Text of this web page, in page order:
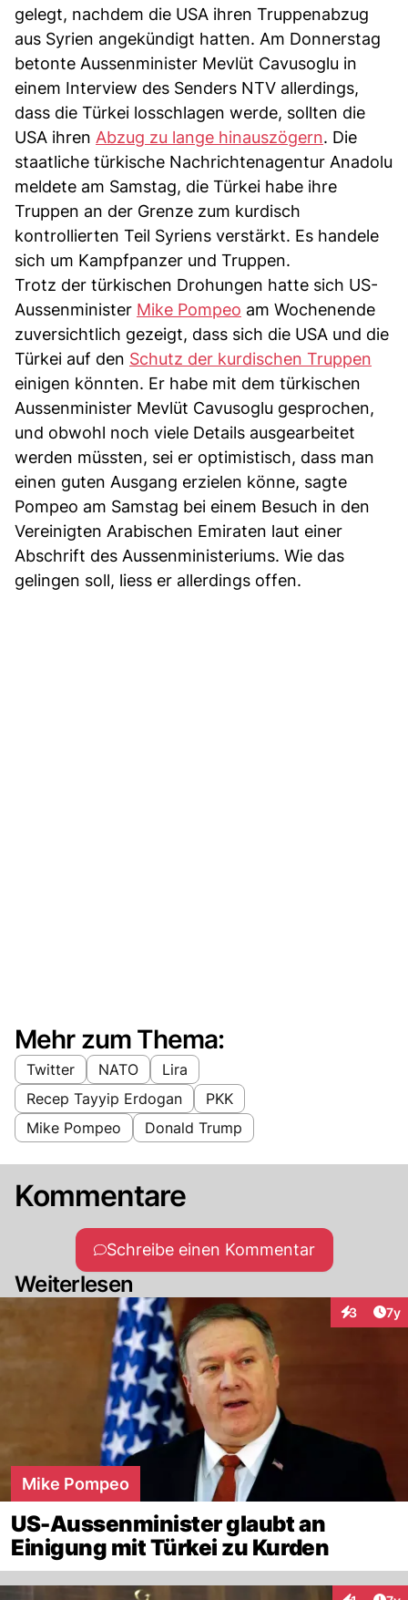
gelegt, nachdem die USA ihren Truppenabzug
aus Syrien angekündigt hatten. Am Donnerstag
betonte Aussenminister Mevlüt Cavusoglu in
einem Interview des Senders NTV allerdings,
dass die Türkei losschlagen werde, sollten die
USA ihren Abzug zu lange hinauszögern. Die
staatliche türkische Nachrichtenagentur Anadolu
meldete am Samstag, die Türkei habe ihre
Truppen an der Grenze zum kurdisch
kontrollierten Teil Syriens verstärkt. Es handele
sich um Kampfpanzer und Truppen.
Trotz der türkischen Drohungen hatte sich US-
Aussenminister Mike Pompeo am Wochenende
zuversichtlich gezeigt, dass sich die USA und die
Türkei auf den Schutz der kurdischen Truppen
einigen könnten. Er habe mit dem türkischen
Aussenminister Mevlüt Cavusoglu gesprochen,
und obwohl noch viele Details ausgearbeitet
werden müssten, sei er optimistisch, dass man
einen guten Ausgang erzielen könne, sagte
Pompeo am Samstag bei einem Besuch in den
Vereinigten Arabischen Emiraten laut einer
Abschrift des Aussenministeriums. Wie das
gelingen soll, liess er allerdings offen.
Mehr zum Thema:
Twitter NATO
Lira
Recep Tayyip Erdogan
PKK
Mike Pompeo
Donald Trump
Kommentare
Schreibe einen Kommentar
Weiterlesen
3 7y
Mike Pompeo
US-Aussenminister glaubt an
Einigung mit Türkei zu Kurden